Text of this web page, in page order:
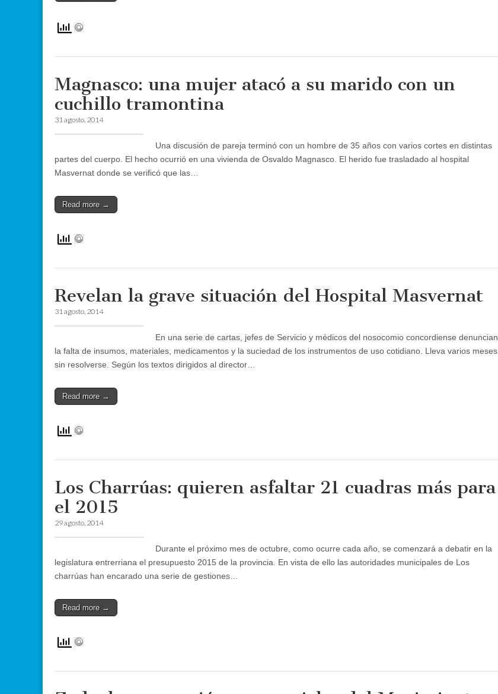
Magnasco: una mujer atacó a su marido con un
cuchillo tramontina
31 agosto, 2014
Una discusión de pareja terminó con un hombre de 35 años con varios cortes en distintas
partes del cuerpo. El hecho ocurrió en una vivienda de Osvaldo Magnasco. El herido fue trasladado al hospital
Masvernat donde se verificó que las…
Read more →
Revelan la grave situación del Hospital Masvernat
31 agosto, 2014
En una serie de cartas, jefes de Servicio y médicos del nosocomio concordiense denuncian
la falta de insumos, materiales, medicamentos y la suciedad de los instrumentos de uso cotidiano. Lleva varios meses
sin resolverse. Según los textos dirigidos al director…
Read more →
Los Charrúas: quieren asfaltar 21 cuadras más para
el 2015
29 agosto, 2014
Durante el próximo mes de octubre, como ocurre cada año, se comenzará a debatir en la
legislatura entrerriana el presupuesto 2015 de la provincia. En vista de ello las autoridades municipales de Los
charrúas han encarado una serie de gestiones…
Read more →